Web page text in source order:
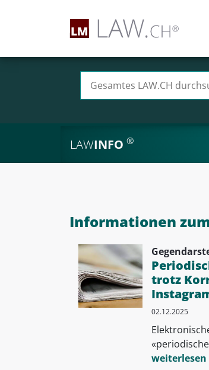
LAWINFO ®
Informationen
trotz
02.12.2025
weiterlesen